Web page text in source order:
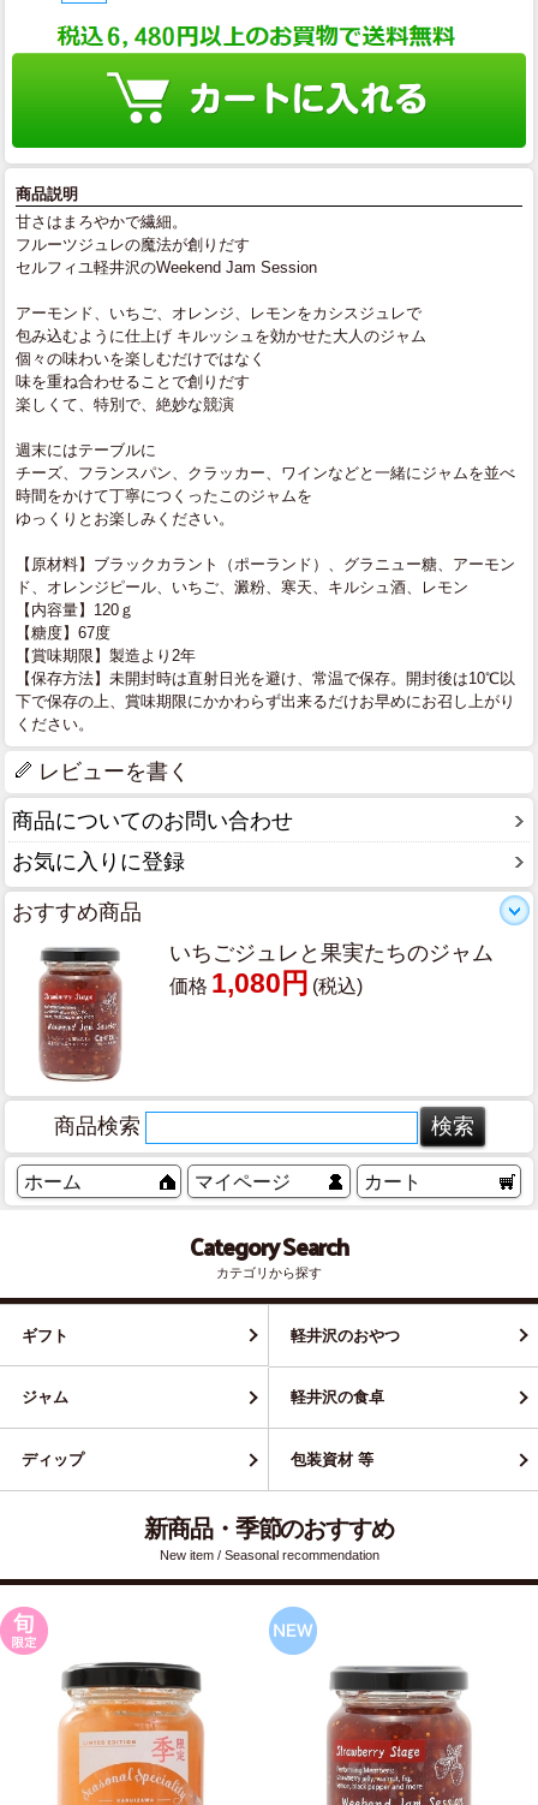
商品説明
甘さはまろやかで繊細。
フルーツジュレの魔法が創りだす
セルフィユ軽井沢のWeekend Jam Session
アーモンド、いちご、オレンジ、レモンをカシスジュレで
包み込むように仕上げ キルッシュを効かせた大人のジャム
個々の味わいを楽しむだけではなく
味を重ね合わせることで創りだす
楽しくて、特別で、絶妙な競演
週末にはテーブルに
チーズ、フランスパン、クラッカー、ワインなどと一緒にジャムを並べ
時間をかけて丁寧につくったこのジャムを
ゆっくりとお楽しみください。
【原材料】ブラックカラント（ポーランド）、グラニュー糖、アーモン
ド、オレンジピール、いちご、澱粉、寒天、キルシュ酒、レモン
【内容量】120ｇ
【糖度】67度
【賞味期限】製造より2年
【保存方法】未開封時は直射日光を避け、常温で保存。開封後は10℃以
下で保存の上、賞味期限にかかわらず出来るだけお早めにお召し上がり
ください。
レビューを書く
商品についてのお問い合わせ
お気に入りに登録
おすすめ商品
いちごジュレと果実たちのジャム
価格 1,080円 (税込)
商品検索
ホーム マイページ カート
Category Search
カテゴリから探す
ギフト 軽井沢のおやつ
ジャム 軽井沢の食卓
ディップ 包装資材 等
新商品・季節のおすすめ
New item / Seasonal recommendation